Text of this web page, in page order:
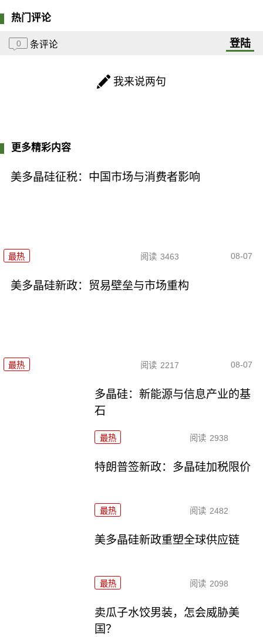
热门评论
0 条评论 登陆
我来说两句
更多精彩内容
美多晶硅征税：中国市场与消费者影响
最热 阅读 3463 08-07
美多晶硅新政：贸易壁垒与市场重构
最热 阅读 2217 08-07
多晶硅：新能源与信息产业的基
石
最热 阅读 2938
特朗普签新政：多晶硅加税限价
最热 阅读 2482
美多晶硅新政重塑全球供应链
最热 阅读 2098
卖瓜子水饺男装，怎会威胁美
国？